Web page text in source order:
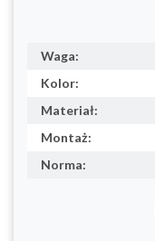
Waga:
Kolor:
Materiał:
Montaż:
Norma: